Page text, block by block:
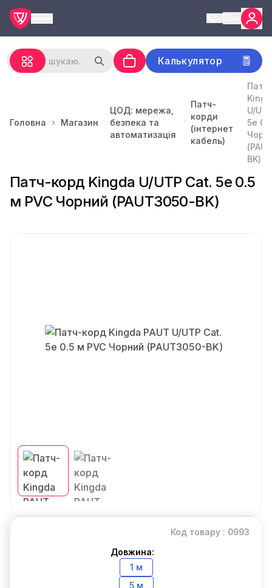
Калькулятор
Головна Магазин
ЦОД: мережа,
безпека та
автоматизація
Патч-
корди
(інтернет
кабель)
U/
5e
BK)
Патч-корд Kingda U/UTP Cat. 5e 0.5
м PVC Чорний (PAUT3050-BK)
Код товару : 0993
Довжина:
1 м
5 м